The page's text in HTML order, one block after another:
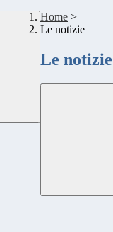
Home >
Le notizie
Le notizie